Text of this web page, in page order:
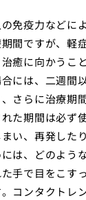
免疫力などに
間ですが、軽
癒に向かうこ
には、二週間
さらに治療期
た期間は必ず
い、再発した
は、どのよう
手で目をこす
コンタクトレ